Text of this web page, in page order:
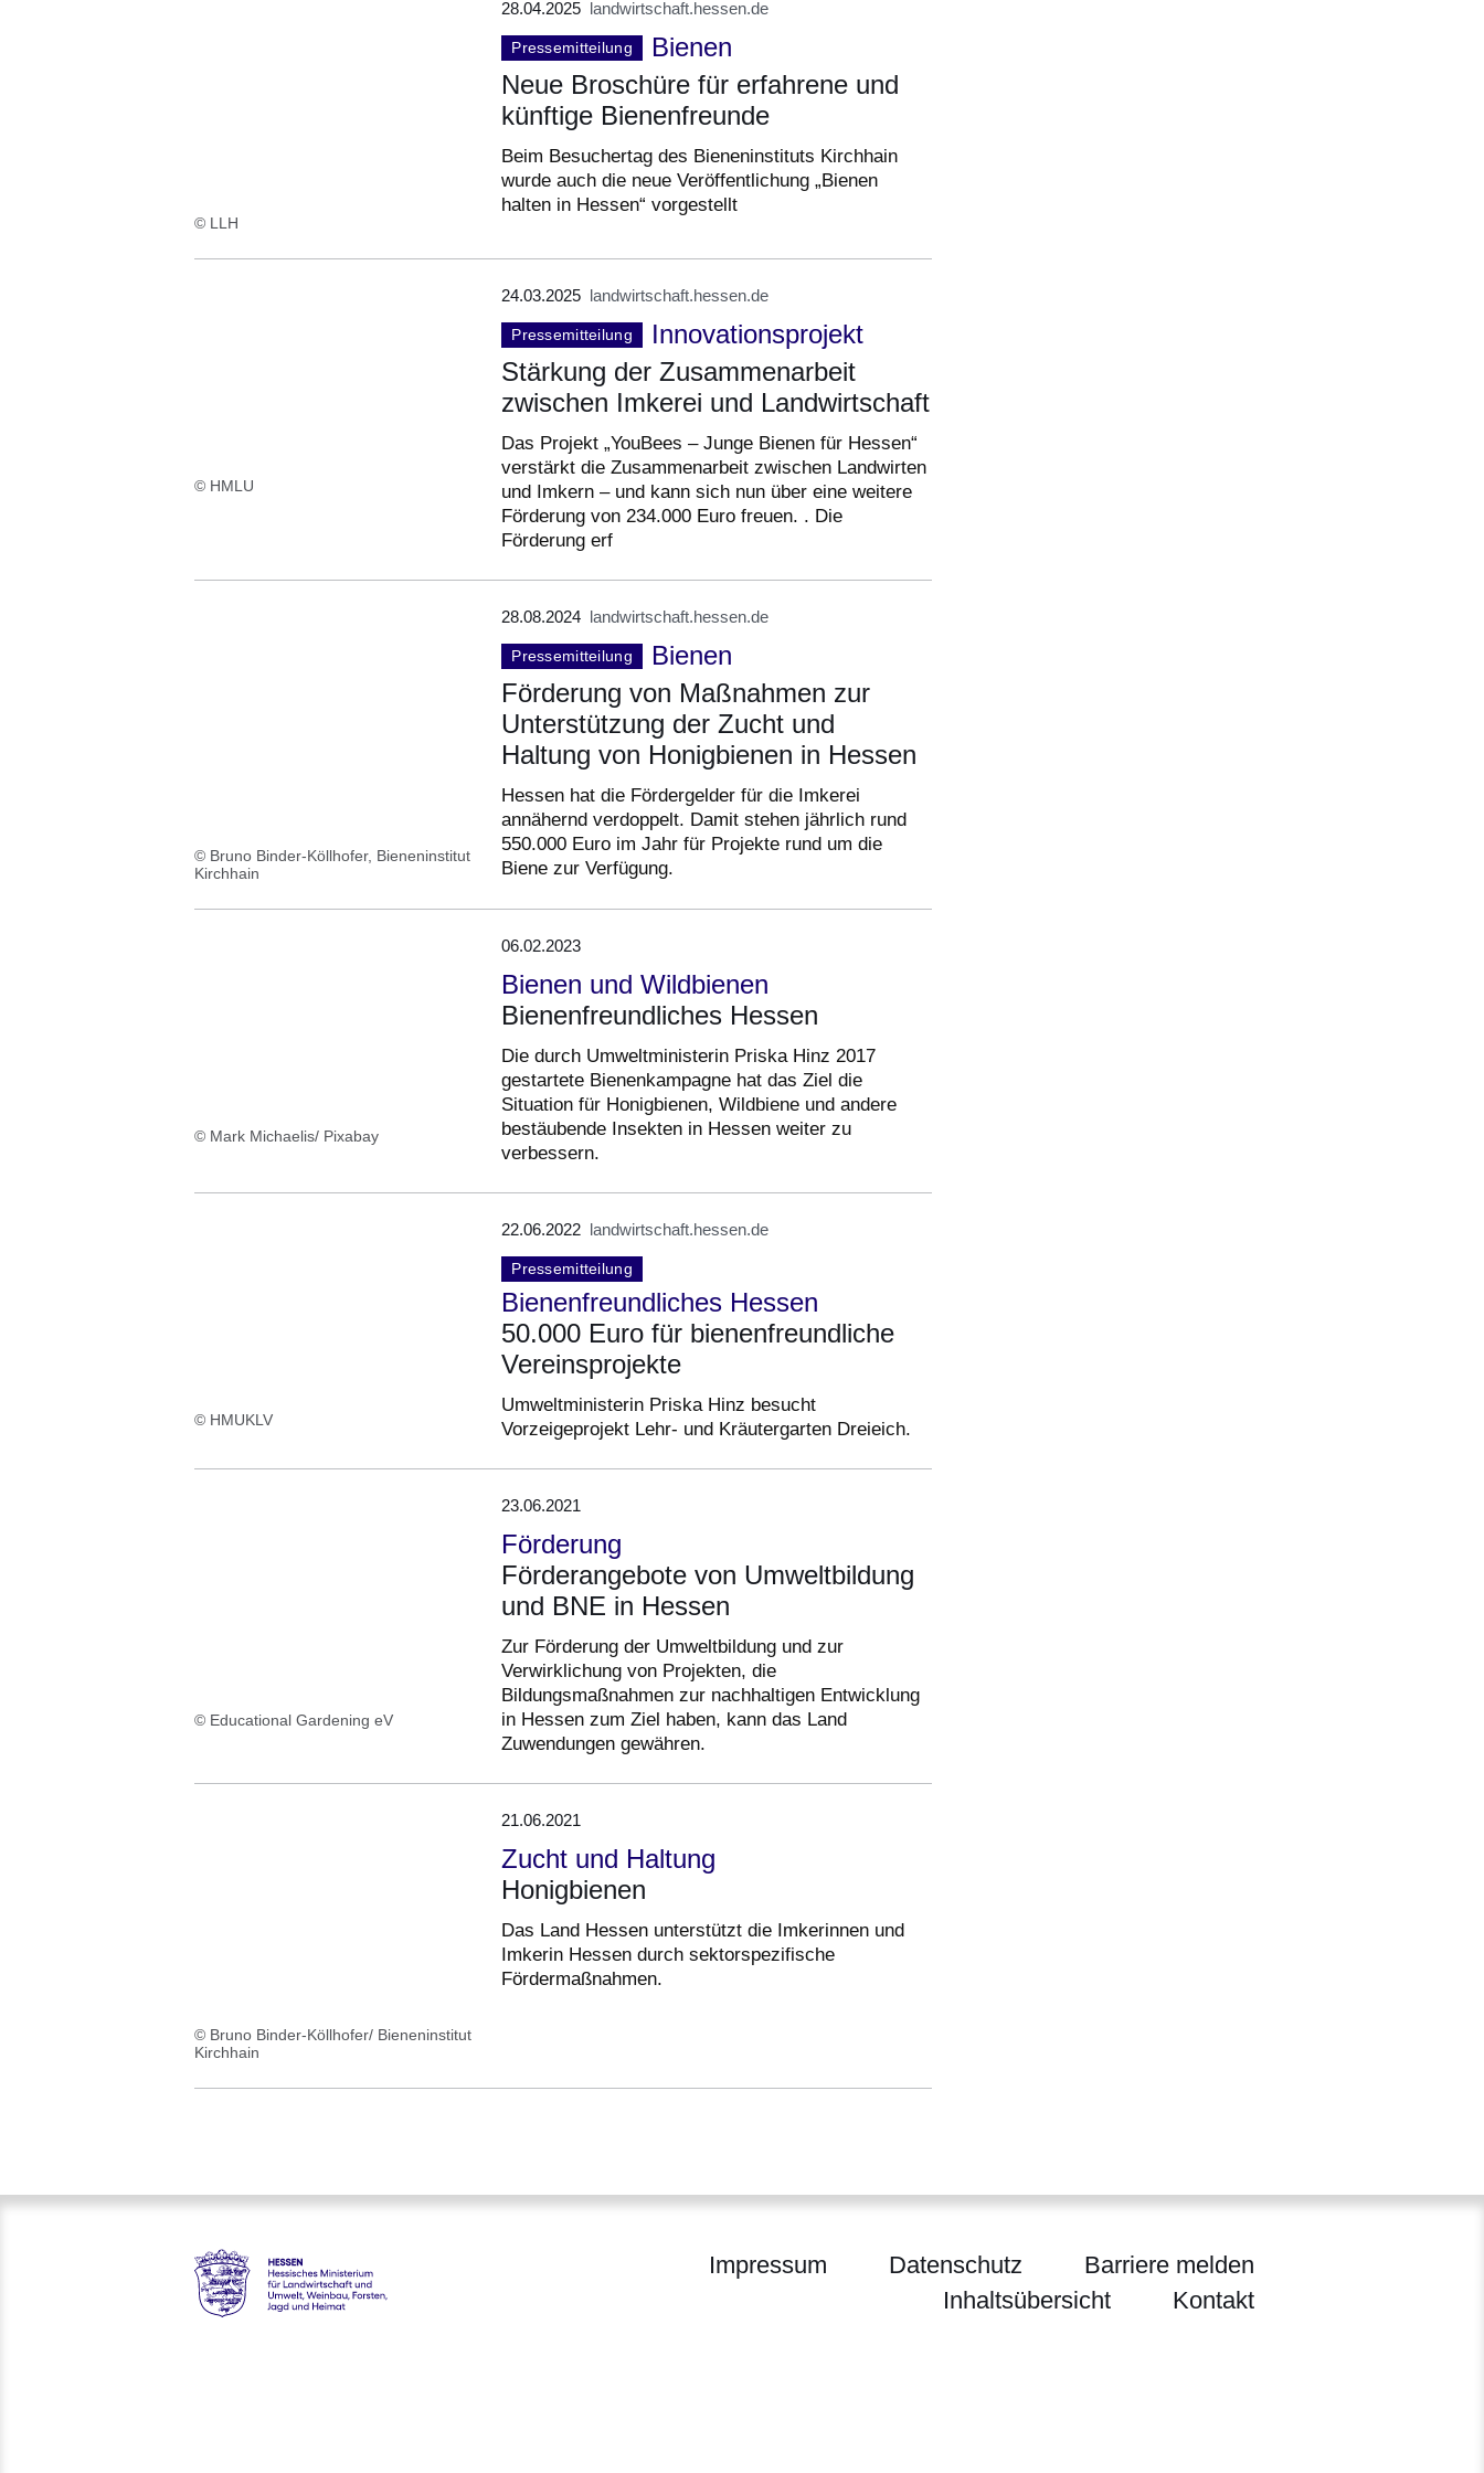
© LLH
28.04.2025 landwirtschaft.hessen.de
Pressemitteilung
Bienen
Neue Broschüre für erfahrene und
künftige Bienenfreunde
Beim Besuchertag des Bieneninstituts Kirchhain
wurde auch die neue Veröffentlichung „Bienen
halten in Hessen“ vorgestellt
© HMLU
24.03.2025 landwirtschaft.hessen.de
Pressemitteilung
Innovationsprojekt
Stärkung der Zusammenarbeit
zwischen Imkerei und Landwirtschaft
Das Projekt „YouBees – Junge Bienen für Hessen“
verstärkt die Zusammenarbeit zwischen Landwirten
und Imkern – und kann sich nun über eine weitere
Förderung von 234.000 Euro freuen. . Die
Förderung erf
© Bruno Binder-Köllhofer, Bieneninstitut
Kirchhain
28.08.2024 landwirtschaft.hessen.de
Pressemitteilung
Bienen
Förderung von Maßnahmen zur
Unterstützung der Zucht und
Haltung von Honigbienen in Hessen
Hessen hat die Fördergelder für die Imkerei
annähernd verdoppelt. Damit stehen jährlich rund
550.000 Euro im Jahr für Projekte rund um die
Biene zur Verfügung.
© Mark Michaelis/ Pixabay
06.02.2023
Bienen und Wildbienen
Bienenfreundliches Hessen
Die durch Umweltministerin Priska Hinz 2017
gestartete Bienenkampagne hat das Ziel die
Situation für Honigbienen, Wildbiene und andere
bestäubende Insekten in Hessen weiter zu
verbessern.
© HMUKLV
22.06.2022 landwirtschaft.hessen.de
Pressemitteilung
Bienenfreundliches Hessen
50.000 Euro für bienenfreundliche
Vereinsprojekte
Umweltministerin Priska Hinz besucht
Vorzeigeprojekt Lehr- und Kräutergarten Dreieich.
© Educational Gardening eV
23.06.2021
Förderung
Förderangebote von Umweltbildung
und BNE in Hessen
Zur Förderung der Umweltbildung und zur
Verwirklichung von Projekten, die
Bildungsmaßnahmen zur nachhaltigen Entwicklung
in Hessen zum Ziel haben, kann das Land
Zuwendungen gewähren.
© Bruno Binder-Köllhofer/ Bieneninstitut
Kirchhain
21.06.2021
Zucht und Haltung
Honigbienen
Das Land Hessen unterstützt die Imkerinnen und
Imkerin Hessen durch sektorspezifische
Fördermaßnahmen.
Impressum Datenschutz
Barriere melden
Inhaltsübersicht
Kontakt